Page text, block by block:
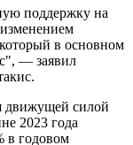
поддержку на
в основном
— заявил
движущей силой
2023 года
в годовом